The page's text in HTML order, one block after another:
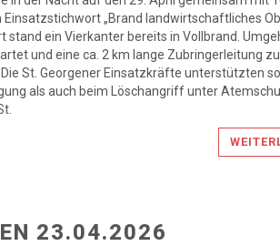
„Brand landwirtschaftliches
stand ein Vierkanter bereits in Vollbrand.
und eine ca. 2 km lange Zubringerleitung
St. Georgener Einsatzkräfte unterstützten
als auch beim Löschangriff unter
23.04.2026